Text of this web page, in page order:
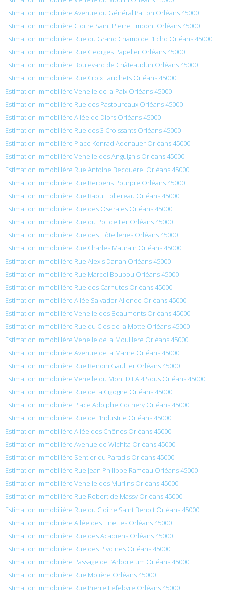
Estimation immobilière Avenue du Général Patton Orléans 45000
Estimation immobilière Cloitre Saint Pierre Empont Orléans 45000
Estimation immobilière Rue du Grand Champ de l’Echo Orléans 45000
Estimation immobilière Rue Georges Papelier Orléans 45000
Estimation immobilière Boulevard de Châteaudun Orléans 45000
Estimation immobilière Rue Croix Fauchets Orléans 45000
Estimation immobilière Venelle de la Paix Orléans 45000
Estimation immobilière Rue des Pastoureaux Orléans 45000
Estimation immobilière Allée de Diors Orléans 45000
Estimation immobilière Rue des 3 Croissants Orléans 45000
Estimation immobilière Place Konrad Adenauer Orléans 45000
Estimation immobilière Venelle des Anguignis Orléans 45000
Estimation immobilière Rue Antoine Becquerel Orléans 45000
Estimation immobilière Rue Berberis Pourpre Orléans 45000
Estimation immobilière Rue Raoul Follereau Orléans 45000
Estimation immobilière Rue des Oseraies Orléans 45000
Estimation immobilière Rue du Pot de Fer Orléans 45000
Estimation immobilière Rue des Hôtelleries Orléans 45000
Estimation immobilière Rue Charles Maurain Orléans 45000
Estimation immobilière Rue Alexis Danan Orléans 45000
Estimation immobilière Rue Marcel Boubou Orléans 45000
Estimation immobilière Rue des Carnutes Orléans 45000
Estimation immobilière Allée Salvador Allende Orléans 45000
Estimation immobilière Venelle des Beaumonts Orléans 45000
Estimation immobilière Rue du Clos de la Motte Orléans 45000
Estimation immobilière Venelle de la Mouillere Orléans 45000
Estimation immobilière Avenue de la Marne Orléans 45000
Estimation immobilière Rue Benoni Gaultier Orléans 45000
Estimation immobilière Venelle du Mont Dit A 4 Sous Orléans 45000
Estimation immobilière Rue de la Cigogne Orléans 45000
Estimation immobilière Place Adolphe Cochery Orléans 45000
Estimation immobilière Rue de l’Industrie Orléans 45000
Estimation immobilière Allée des Chênes Orléans 45000
Estimation immobilière Avenue de Wichita Orléans 45000
Estimation immobilière Sentier du Paradis Orléans 45000
Estimation immobilière Rue Jean Philippe Rameau Orléans 45000
Estimation immobilière Venelle des Murlins Orléans 45000
Estimation immobilière Rue Robert de Massy Orléans 45000
Estimation immobilière Rue du Cloitre Saint Benoit Orléans 45000
Estimation immobilière Allée des Finettes Orléans 45000
Estimation immobilière Rue des Acadiens Orléans 45000
Estimation immobilière Rue des Pivoines Orléans 45000
Estimation immobilière Passage de l’Arboretum Orléans 45000
Estimation immobilière Rue Molière Orléans 45000
Estimation immobilière Rue Pierre Lefebvre Orléans 45000